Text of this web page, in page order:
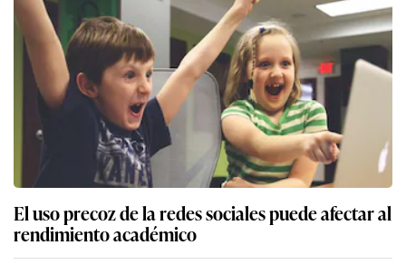
El uso precoz de la redes sociales puede afectar al
rendimiento académico